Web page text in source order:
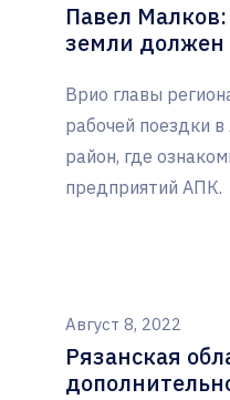
Павел
земли должен
Врио главы
рабочей поездки
район, где
предприятий АПК.
Август 8, 2022
Рязанская